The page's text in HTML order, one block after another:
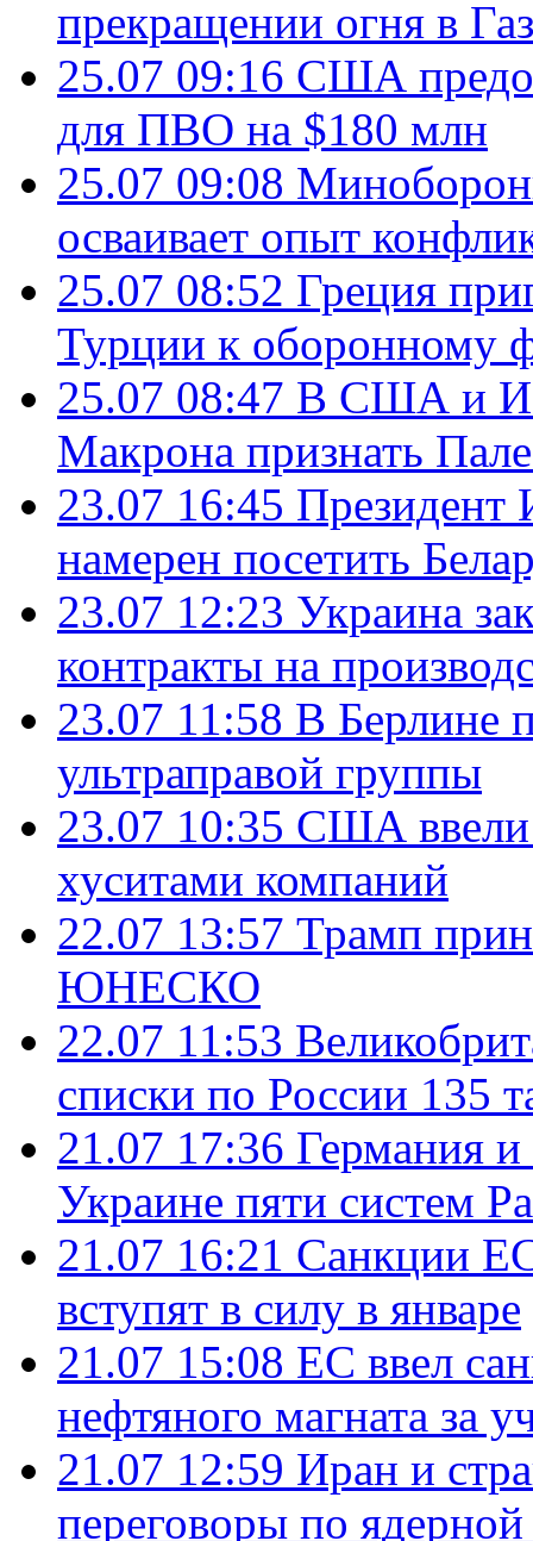
прекращении огня в
25.07 09:16 США
для ПВО на $180 млн
25.07 09:08
осваивает опыт
25.07 08:52 Греция
Турции к оборонному
25.07 08:47 В США и
Макрона признать
23.07 16:45 Президент
намерен посетить
23.07 12:23 Украина
контракты на
23.07 11:58 В Берлине
ультраправой группы
23.07 10:35 США ввели
хуситами компаний
22.07 13:57 Трамп
ЮНЕСКО
22.07 11:53
списки по России 135
21.07 17:36 Германия
Украине пяти систем
21.07 16:21 Санкции
вступят в силу в январе
21.07 15:08 ЕС ввел
нефтяного магната за
21.07 12:59 Иран и
переговоры по